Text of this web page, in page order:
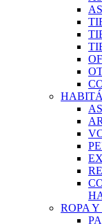
ROPA